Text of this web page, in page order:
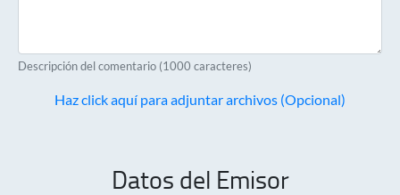
Descripción del comentario (1000 caracteres)
Haz click aquí para adjuntar archivos (Opcional)
Datos del Emisor